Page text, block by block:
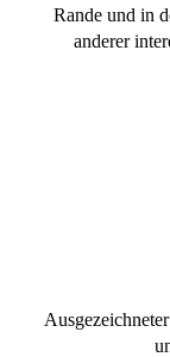
Rande und in
anderer